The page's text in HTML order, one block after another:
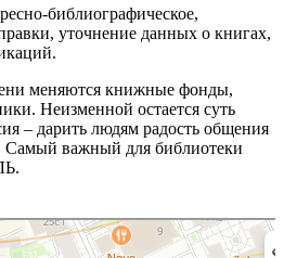
библиографическое,
уточнение данных о книгах,
меняются книжные фонды,
Неизменной остается суть
– дарить людям радость общения
Самый важный для библиотеки
Москвы, ближайшее метро Новокузнецкая —